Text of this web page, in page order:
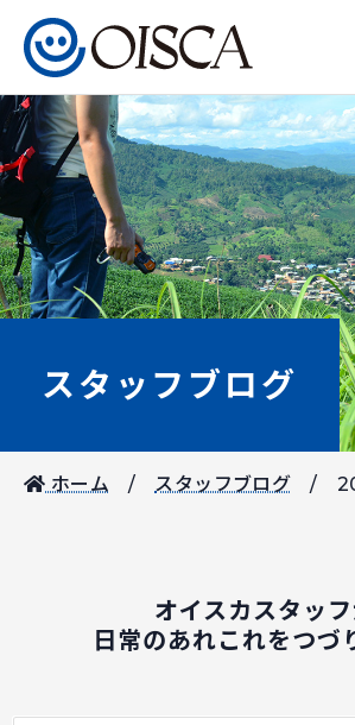
スタッフブログ
ホーム スタッフブログ
オイスカスタッ
日常のあれこれをつづ